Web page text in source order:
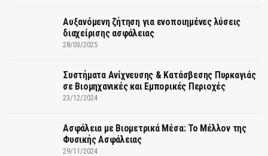
Αυξανόμενη ζήτηση για ενοποιημένες λύσεις
διαχείρισης ασφάλειας
28/03/2025
Συστήματα Ανίχνευσης & Κατάσβεσης Πυρκαγιάς
σε Βιομηχανικές και Εμπορικές Περιοχές
23/12/2024
Ασφάλεια με Βιομετρικά Μέσα: Το Μέλλον της
Φυσικής Ασφάλειας
29/11/2024